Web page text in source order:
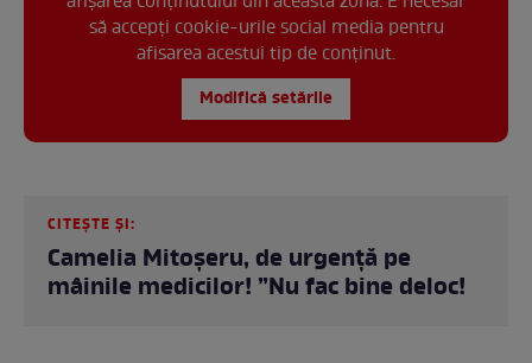
să accepți cookie-urile social media pentru
afisarea acestui tip de conținut.
Modifică setările
CITEȘTE ȘI:
Camelia Mitoșeru, de urgență pe
mâinile medicilor! ”Nu fac bine deloc!